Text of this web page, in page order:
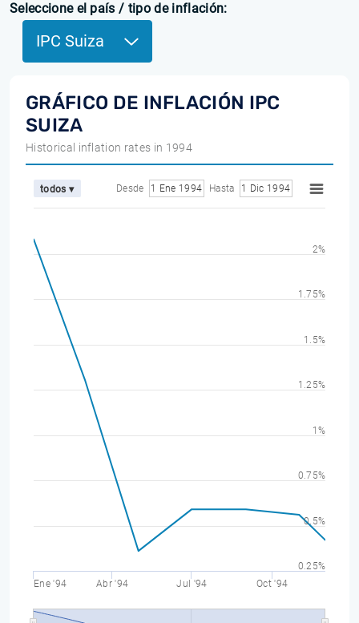
Seleccione el país / tipo de inflación:
IPC Suiza
GRÁFICO DE INFLACIÓN IPC
SUIZA
Historical inflation rates in 1994
todos ▾ Desde 1 Ene 1994 Hasta 1 Dic 1994
Ene '94 Abr '94 Jul '94 Oct '94
0.25%
0.5%
0.75%
1%
1.25%
1.5%
1.75%
2%